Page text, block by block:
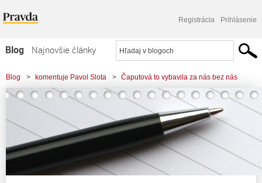
Registrácia Prihlásenie
Blog
Najnovšie články
Najčítanejšie články
Najkomentovanejšie články
Zoznam blogov
Komerčné blogy
Blog > komentuje Pavol Slota > Čaputová to vybavila za nás bez nás